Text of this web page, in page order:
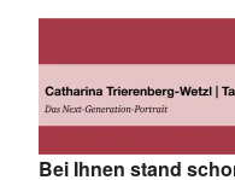
Bei Ihnen stand